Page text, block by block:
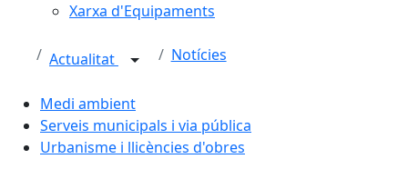
Xarxa d'Equipaments
Actualitat Notícies
Medi ambient
Serveis municipals i via pública
Urbanisme i llicències d'obres